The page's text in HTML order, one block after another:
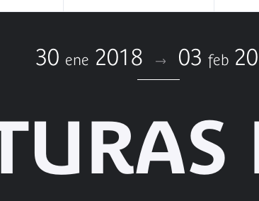
30 ene 2018 03 feb